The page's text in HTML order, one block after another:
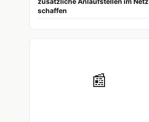
schaffen
📰